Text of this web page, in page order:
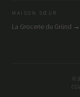
MAISON SŒUR
La Grocerie du Gründ →
©
CGV